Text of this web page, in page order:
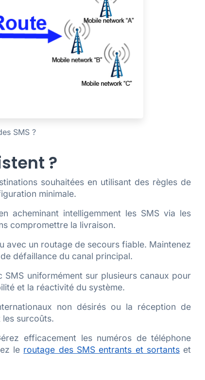
SMS ?
?
souhaitées en utilisant des règles de
minimale.
acheminant intelligemment les SMS via les
compromettre la livraison.
avec un routage de secours fiable. Maintenez
défaillance du canal principal.
SMS uniformément sur plusieurs canaux pour
et la réactivité du système.
non désirés ou la réception de
surcoûts.
efficacement les numéros de téléphone
le routage des SMS entrants et sortantset